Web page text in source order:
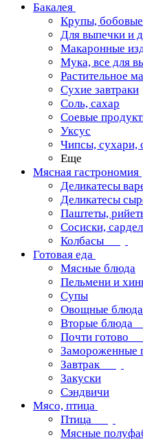
Бакалея
Крупы, бобовые
Для выпечки и
Макаронные
Мука, все для
Растительное
Сухие завтраки
Соль, сахар
Соевые
Уксус
Чипсы, сухари,
Еще
Мясная гастрономия
Деликатесы
Деликатесы
Паштеты,
Сосиски,
Колбасы
Готовая еда
Мясные блюда
Пельмени и
Супы
Овощные блюда
Вторые блюда
Почти готово
Замороженные
Завтрак
Закуски
Сэндвичи
Мясо, птица
Птица
Мясные